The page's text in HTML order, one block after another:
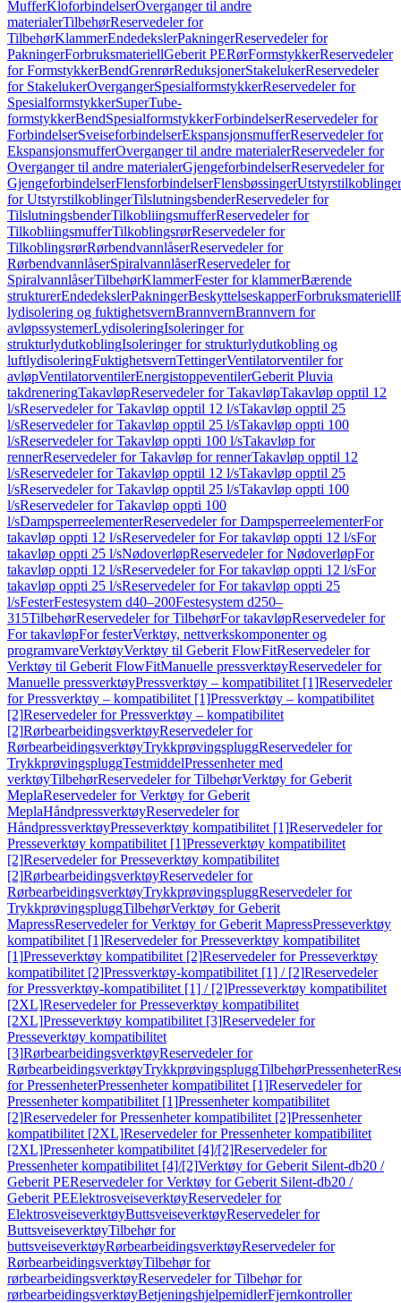
MufferKloforbindelserOverganger til andre
materialerTilbehørReservedeler for
TilbehørKlammerEndedekslerPakningerReservedeler for
PakningerForbruksmateriellGeberit PERørFormstykkerReservedeler
for FormstykkerBendGrenrørReduksjonerStakelukerReservedeler
for StakelukerOvergangerSpesialformstykkerReservedeler for
SpesialformstykkerSuperTube-
formstykkerBendSpesialformstykkerForbindelserReservedeler for
ForbindelserSveiseforbindelserEkspansjonsmufferReservedeler for
EkspansjonsmufferOverganger til andre materialerReservedeler for
Overganger til andre materialerGjengeforbindelserReservedeler for
GjengeforbindelserFlensforbindelserFlensbøssingerUtstyrstilkoblinger
for UtstyrstilkoblingerTilslutningsbenderReservedeler for
TilslutningsbenderTilkobliingsmufferReservedeler for
TilkobliingsmufferTilkoblingsrørReservedeler for
TilkoblingsrørRørbendvannlåserReservedeler for
RørbendvannlåserSpiralvannlåserReservedeler for
SpiralvannlåserTilbehørKlammerFester for klammerBærende
strukturerEndedekslerPakningerBeskyttelseskapperForbruksmateriell
lydisolering og fuktighetsvernBrannvernBrannvern for
avløpssystemerLydisoleringIsoleringer for
strukturlydutkoblingIsoleringer for strukturlydutkobling og
luftlydisoleringFuktighetsvernTettingerVentilatorventiler for
avløpVentilatorventilerEnergistoppeventilerGeberit Pluvia
takdreneringTakavløpReservedeler for TakavløpTakavløp opptil 12
l/sReservedeler for Takavløp opptil 12 l/sTakavløp opptil 25
l/sReservedeler for Takavløp opptil 25 l/sTakavløp oppti 100
l/sReservedeler for Takavløp oppti 100 l/sTakavløp for
rennerReservedeler for Takavløp for rennerTakavløp opptil 12
l/sReservedeler for Takavløp opptil 12 l/sTakavløp opptil 25
l/sReservedeler for Takavløp opptil 25 l/sTakavløp oppti 100
l/sReservedeler for Takavløp oppti 100
l/sDampsperreelementerReservedeler for DampsperreelementerFor
takavløp oppti 12 l/sReservedeler for For takavløp oppti 12 l/sFor
takavløp oppti 25 l/sNødoverløpReservedeler for NødoverløpFor
takavløp oppti 12 l/sReservedeler for For takavløp oppti 12 l/sFor
takavløp oppti 25 l/sReservedeler for For takavløp oppti 25
l/sFesterFestesystem d40–200Festesystem d250–
315TilbehørReservedeler for TilbehørFor takavløpReservedeler for
For takavløpFor festerVerktøy, nettverkskomponenter og
programvareVerktøyVerktøy til Geberit FlowFitReservedeler for
Verktøy til Geberit FlowFitManuelle pressverktøyReservedeler for
Manuelle pressverktøyPressverktøy – kompatibilitet [1]Reservedeler
for Pressverktøy – kompatibilitet [1]Pressverktøy – kompatibilitet
[2]Reservedeler for Pressverktøy – kompatibilitet
[2]RørbearbeidingsverktøyReservedeler for
RørbearbeidingsverktøyTrykkprøvingspluggReservedeler for
TrykkprøvingspluggTestmiddelPressenheter med
verktøyTilbehørReservedeler for TilbehørVerktøy for Geberit
MeplaReservedeler for Verktøy for Geberit
MeplaHåndpressverktøyReservedeler for
HåndpressverktøyPresseverktøy kompatibilitet [1]Reservedeler for
Presseverktøy kompatibilitet [1]Presseverktøy kompatibilitet
[2]Reservedeler for Presseverktøy kompatibilitet
[2]RørbearbeidingsverktøyReservedeler for
RørbearbeidingsverktøyTrykkprøvingspluggReservedeler for
TrykkprøvingspluggTilbehørVerktøy for Geberit
MapressReservedeler for Verktøy for Geberit MapressPresseverktøy
kompatibilitet [1]Reservedeler for Presseverktøy kompatibilitet
[1]Presseverktøy kompatibilitet [2]Reservedeler for Presseverktøy
kompatibilitet [2]Pressverktøy-kompatibilitet [1] / [2]Reservedeler
for Pressverktøy-kompatibilitet [1] / [2]Presseverktøy kompatibilitet
[2XL]Reservedeler for Presseverktøy kompatibilitet
[2XL]Presseverktøy kompatibilitet [3]Reservedeler for
Presseverktøy kompatibilitet
[3]RørbearbeidingsverktøyReservedeler for
RørbearbeidingsverktøyTrykkprøvingspluggTilbehørPressenheter
for PressenheterPressenheter kompatibilitet [1]Reservedeler for
Pressenheter kompatibilitet [1]Pressenheter kompatibilitet
[2]Reservedeler for Pressenheter kompatibilitet [2]Pressenheter
kompatibilitet [2XL]Reservedeler for Pressenheter kompatibilitet
[2XL]Pressenheter kompatibilitet [4]/[2]Reservedeler for
Pressenheter kompatibilitet [4]/[2]Verktøy for Geberit Silent-db20 /
Geberit PEReservedeler for Verktøy for Geberit Silent-db20 /
Geberit PEElektrosveiseverktøyReservedeler for
ElektrosveiseverktøyButtsveiseverktøyReservedeler for
ButtsveiseverktøyTilbehør for
buttsveiseverktøyRørbearbeidingsverktøyReservedeler for
RørbearbeidingsverktøyTilbehør for
rørbearbeidingsverktøyReservedeler for Tilbehør for
rørbearbeidingsverktøyBetjeningshjelpemidlerFjernkontroller